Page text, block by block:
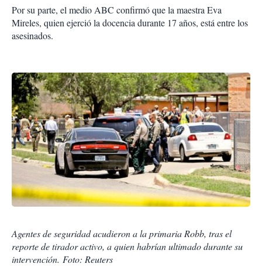
Por su parte, el medio ABC confirmó que la maes­tra Eva
Mireles, quien ejerció la docencia durante 17 años, está entre los
asesinados.
Agentes de seguridad acudieron a la primaria Robb, tras el
reporte de tirador activo, a quien habrían ultimado durante su
intervención. Foto: Reuters